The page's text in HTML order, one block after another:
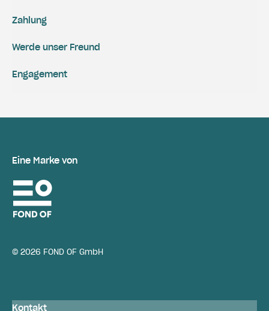
Zahlung
Engagement
Werde unser Freund
Eine Marke von
© 2026 FOND OF GmbH
Kontakt